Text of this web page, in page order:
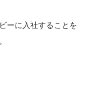
ーに入社することを